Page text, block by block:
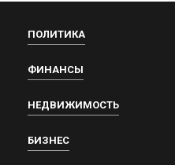
ПОЛИТИКА
ФИНАНСЫ
НЕДВИЖИМОСТЬ
БИЗНЕС